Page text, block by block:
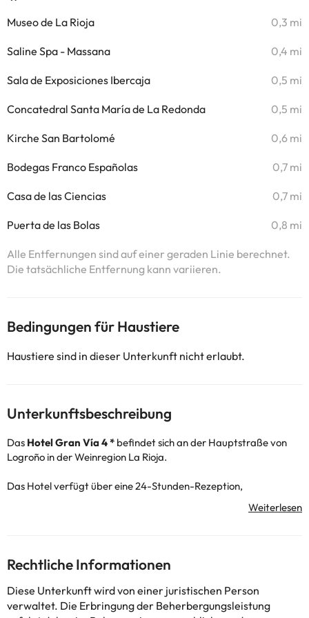
Museo de La Rioja 0,3 mi
Saline Spa - Massana 0,4 mi
Sala de Exposiciones Ibercaja 0,5 mi
Concatedral Santa María de La Redonda 0,5 mi
Kirche San Bartolomé 0,6 mi
Bodegas Franco Españolas 0,7 mi
Casa de las Ciencias 0,7 mi
Puerta de las Bolas 0,8 mi
Alle Entfernungen sind auf einer geraden Linie berechnet.
Die tatsächliche Entfernung kann variieren.
Bedingungen für Haustiere
Haustiere sind in dieser Unterkunft nicht erlaubt.
Unterkunftsbeschreibung
Das Hotel Gran Vía 4 * befindet sich an der Hauptstraße von
Logroño in der Weinregion La Rioja.
Das Hotel verfügt über eine 24-Stunden-Rezeption,
Klimaanlage und Heizung, kostenfreies WLAN sowie eine Bar-
Die Suite Zimmer sind elegant, klassisch eingerichtet und
verfügen über Klimaanlage, Heizung, kostenlosen Safe,
kostenfreies WLAN, Minibar, Fernseher und ein voll
Rechtliche Informationen
Diese Unterkunft wird von einer juristischen Person
verwaltet. Die Erbringung der Beherbergungsleistung